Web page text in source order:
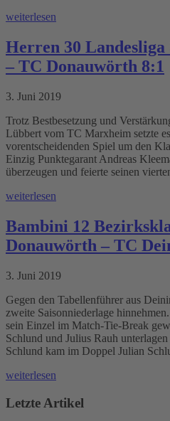
weiterlesen
Herren 30 Landesliga
– TC Donauwörth 8:1
3. Juni 2019
Trotz Bestbesetzung und
Lübbert vom TC Marxheim setzte
vorentscheidenden Spiel um den
Einzig Punktegarant Andreas
überzeugen und feierte seinen
weiterlesen
Bambini 12
Donauwörth – TC
3. Juni 2019
Gegen den Tabellenführer aus
zweite Saisonniederlage
sein Einzel im Match-Tie-Break
Schlund und Julius Rauh
Schlund kam im Doppel Julian
weiterlesen
Letzte Artikel